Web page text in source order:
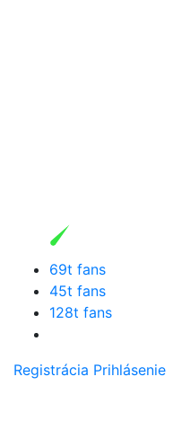
69t fans
45t fans
128t fans
Registrácia Prihlásenie